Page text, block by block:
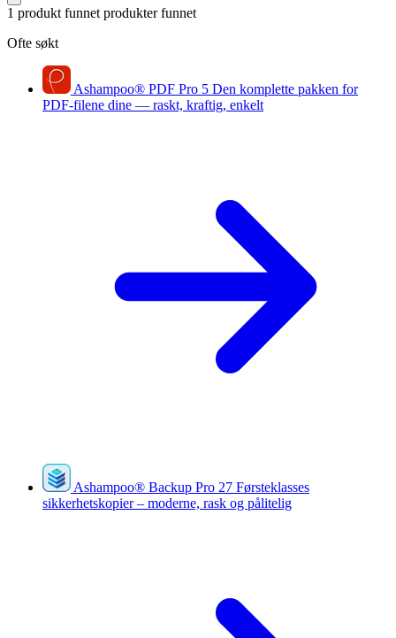
1 produkt funnet produkter funnet
Ofte søkt
Ashampoo® PDF Pro 5 Den komplette pakken for
PDF-filene dine — raskt, kraftig, enkelt
Ashampoo® Backup Pro 27 Førsteklasses
sikkerhetskopier – moderne, rask og pålitelig